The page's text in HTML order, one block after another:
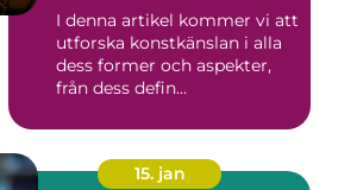
århundraden
I denna artikel kommer vi att
utforska konstkänslan i alla
dess former och aspekter,
från dess defin...
15. jan